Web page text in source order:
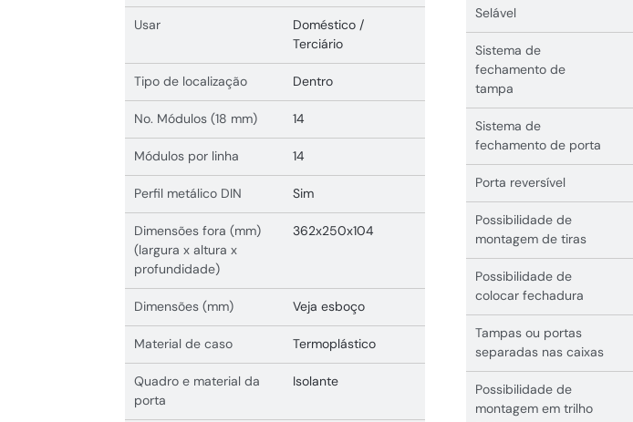
Usar
Doméstico /
Terciário
Tipo de localização Dentro
No. Módulos (18 mm) 14
Módulos por linha 14
Perfil metálico DIN Sim
Dimensões fora (mm)
(largura x altura x
profundidade)
362x250x104
Dimensões (mm) Veja esboço
Material de caso Termoplástico
Quadro e material da
porta
Isolante
Selável
Sistema de
fechamento de
tampa
Sistema de
fechamento de porta
Porta reversível
Possibilidade de
montagem de tiras
Possibilidade de
colocar fechadura
Tampas ou portas
separadas nas caixas
Possibilidade de
montagem em trilho